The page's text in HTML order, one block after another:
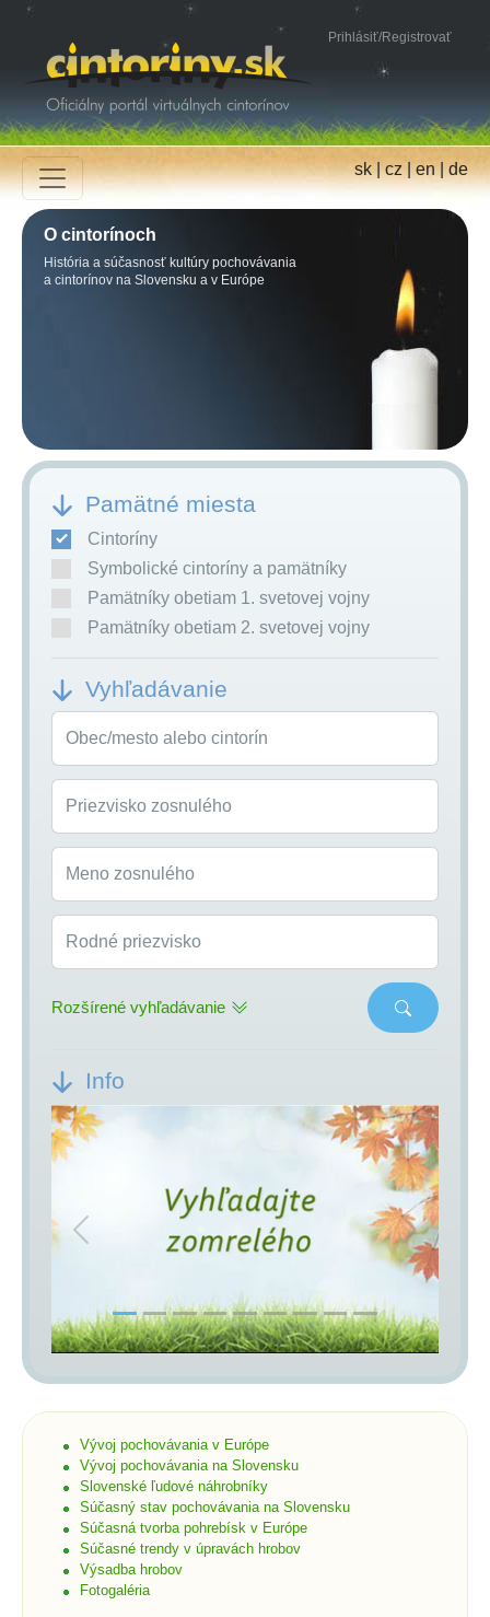
Prihlásiť/Registrovať
sk|cz|en|de
O cintorínoch
História a súčasnosť kultúry pochovávania
a cintorínov na Slovensku a v Európe
Pamätné miesta
Cintoríny
Symbolické cintoríny a pamätníky
Pamätníky obetiam 1. svetovej vojny
Pamätníky obetiam 2. svetovej vojny
Vyhľadávanie
Obec/mesto alebo cintorín
Priezvisko zosnulého
Meno zosnulého
Rodné priezvisko
Rozšírené vyhľadávanie
Info
Previous Next
Vývoj pochovávania v Európe
Vývoj pochovávania na Slovensku
Slovenské ľudové náhrobníky
Súčasný stav pochovávania na Slovensku
Súčasná tvorba pohrebísk v Európe
Súčasné trendy v úpravách hrobov
Výsadba hrobov
Fotogaléria